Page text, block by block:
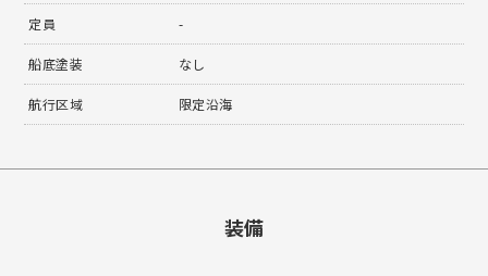
定員 -
船底塗装 なし
航行区域 限定沿海
装備